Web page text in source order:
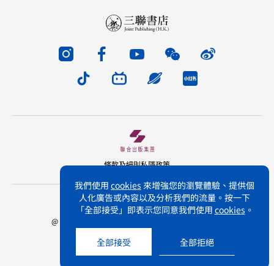
我們使用 cookies 來增強您的瀏覽體驗、提供個
人化廣告或內容以及分析我們的流量。按一下
「全部接受」即表示您同意我們使用 cookies 。
全部接受 全部拒絕
版權所有 不得轉載 三聯書店(香港)有限公司
@ Joint Publishing (Hong Kong) Company Limited.
All rights reserved.
條款及細則私隱政策